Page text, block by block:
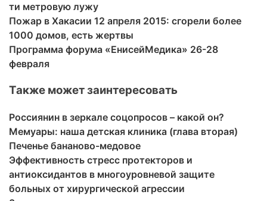
ти метровую лужу
Пожар в Хакасии 12 апреля 2015: сгорели более
1000 домов, есть жертвы
Программа форума «ЕнисейМедика» 26-28
февраля
Также может заинтересовать
Россиянин в зеркале соцопросов – какой он?
Мемуары: наша детская клиника (глава вторая)
Печенье бананово-медовое
Эффективность стресс протекторов и
антиоксидантов в многоуровневой защите
больных от хирургической агрессии